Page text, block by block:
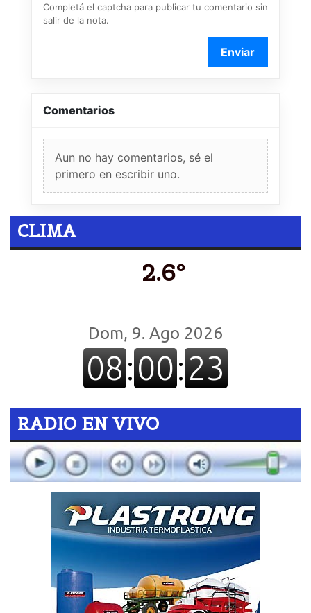
Completá el captcha para publicar tu comentario sin
salir de la nota.
Enviar
Comentarios
Aun no hay comentarios, sé el
primero en escribir uno.
CLIMA
2.6º
RADIO EN VIVO